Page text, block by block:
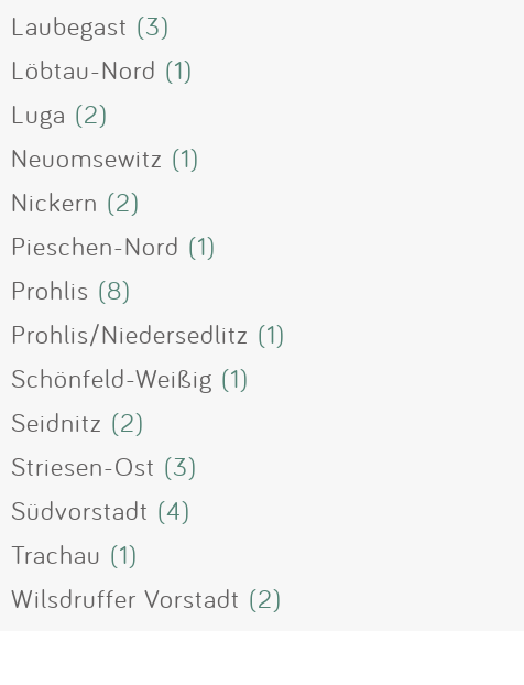
Laubegast (3)
Löbtau-Nord (1)
Luga (2)
Neuomsewitz (1)
Nickern (2)
Pieschen-Nord (1)
Prohlis (8)
Prohlis/Niedersedlitz (1)
Schönfeld-Weißig (1)
Seidnitz (2)
Striesen-Ost (3)
Südvorstadt (4)
Trachau (1)
Wilsdruffer Vorstadt (2)